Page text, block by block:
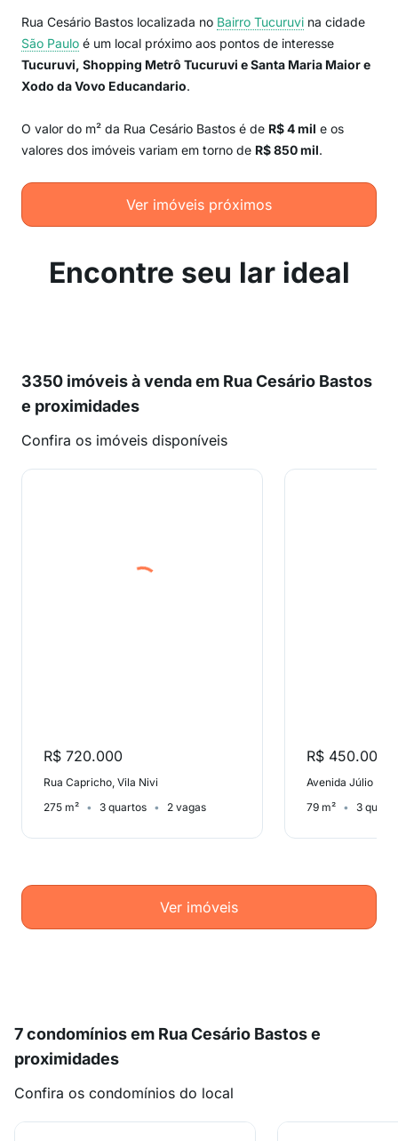
Rua Cesário Bastos localizada no Bairro Tucuruvi na cidade
São Paulo é um local próximo aos pontos de interesse
Tucuruvi, Shopping Metrô Tucuruvi e Santa Maria Maior e
Xodo da Vovo Educandario.
O valor do m² da Rua Cesário Bastos é de R$ 4 mil e os
valores dos imóveis variam em torno de R$ 850 mil.
Ver imóveis próximos
Encontre seu lar ideal
3350 imóveis à venda em Rua Cesário Bastos
e proximidades
Confira os imóveis disponíveis
R$ 720.000
Rua Capricho, Vila Nivi
275 m²
3 quartos 2 vagas
R$ 450.000
Avenida Júlio
79 m²
3
Ver imóveis
7 condomínios em Rua Cesário Bastos e
proximidades
Confira os condomínios do local